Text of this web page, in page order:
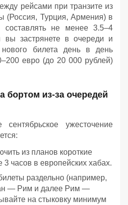
рейсами при транзите из
(Россия, Турция, Армения) в
составлять не менее 3.5–4
вы застрянете в очереди и
нового билета день в день
евро (до 20 000 рублей)
бортом из-за очередей
ужесточение
из планов короткие
3 часов в европейских хабах.
раздельно (например,
— Рим и далее Рим —
на стыковку минимум